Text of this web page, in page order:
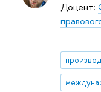
Доцент: